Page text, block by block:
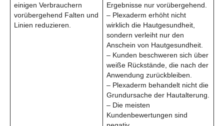
einigen Verbrauchern
vorübergehend Falten und
Linien reduzieren.
Ergebnisse nur vorübergehend.
– Plexaderm erhöht nicht
wirklich die Hautgesundheit,
sondern verleiht nur den
Anschein von Hautgesundheit.
– Kunden beschweren sich über
weiße Rückstände, die nach der
Anwendung zurückbleiben.
– Plexaderm behandelt nicht die
Grundursache der Hautalterung.
– Die meisten
Kundenbewertungen sind